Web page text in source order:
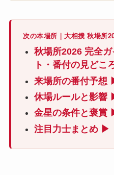
次の本場所｜大相撲 秋場所
秋場所2026 完全
ト・番付の見どこ
来場所の番付予想
休場ルールと影響
金星の条件と褒賞
注目力士まとめ ▶